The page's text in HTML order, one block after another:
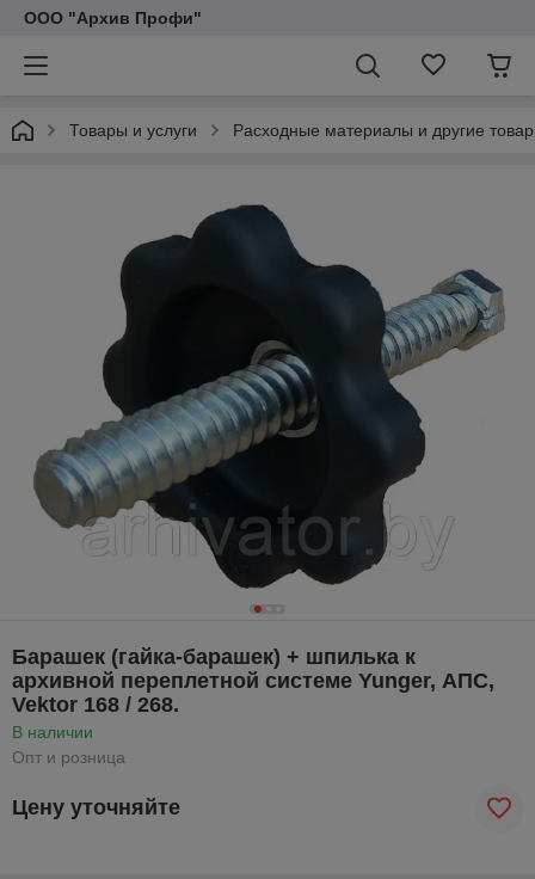
ООО "Архив Профи"
Товары и услуги Расходные материалы и другие
Барашек (гайка-барашек) + шпилька к
архивной переплетной системе Yunger, АПС,
Vektor 168 / 268.
В наличии
Опт и розница
Цену уточняйте